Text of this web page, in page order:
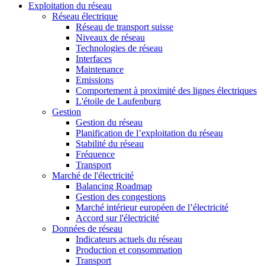
Exploitation du réseau
Réseau électrique
Réseau de transport suisse
Niveaux de réseau
Technologies de réseau
Interfaces
Maintenance
Emissions
Comportement à proximité des lignes électriques
L'étoile de Laufenburg
Gestion
Gestion du réseau
Planification de l’exploitation du réseau
Stabilité du réseau
Fréquence
Transport
Marché de l'électricité
Balancing Roadmap
Gestion des congestions
Marché intérieur européen de l’électricité
Accord sur l'électricité
Données de réseau
Indicateurs actuels du réseau
Production et consommation
Transport